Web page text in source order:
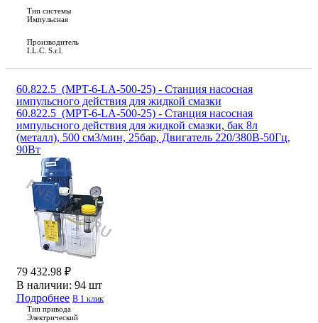
Тип системы
Импульсная
Производитель
I.L.C. S.r.l.
60.822.5_(MPT-6-LA-500-25) - Станция насосная
импульсного действия для жидкой смазки
60.822.5_(MPT-6-LA-500-25) - Станция насосная
импульсного действия для жидкой смазки, бак 8л
(металл), 500 см3/мин, 25бар, Двигатель 220/380В-50Гц,
90Вт
79 432.98 ₽
В наличии: 94 шт
Подробнее В 1 клик
Тип привода
Электрический